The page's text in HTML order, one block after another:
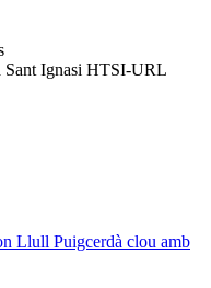
Sant Ignasi HTSI-URL
Llull Puigcerdà clou amb